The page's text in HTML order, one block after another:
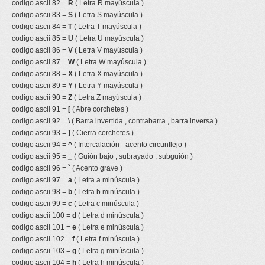
codigo ascii 82 = R ( Letra R mayúscula )
codigo ascii 83 = S ( Letra S mayúscula )
codigo ascii 84 = T( Letra T mayúscula )
codigo ascii 85 = U ( Letra U mayúscula )
codigo ascii 86 = V ( Letra V mayúscula )
codigo ascii 87 = W( Letra W mayúscula )
codigo ascii 88 = X ( Letra X mayúscula )
codigo ascii 89 = Y ( Letra Y mayúscula )
codigo ascii 90 = Z ( Letra Z mayúscula )
codigo ascii 91 = [ ( Abre corchetes )
codigo ascii 92 = \( Barra invertida , contrabarra , barra inversa )
codigo ascii 93 = ] ( Cierra corchetes )
codigo ascii 94 = ^ ( Intercalación - acento circunflejo )
codigo ascii 95 =
( Guión bajo , subrayado , subguión )
codigo ascii 96 = ` ( Acento grave )
codigo ascii 97 = a ( Letra a minúscula )
codigo ascii 98 = b ( Letra b minúscula )
codigo ascii 99 = c ( Letra c minúscula )
codigo ascii 100 = d ( Letra d minúscula )
codigo ascii 101 = e ( Letra e minúscula )
codigo ascii 102 = f ( Letra f minúscula )
codigo ascii 103 = g ( Letra g minúscula )
codigo ascii 104 = h ( Letra h minúscula )